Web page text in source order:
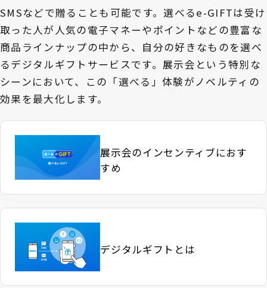
SMSなどで贈ることも可能です。選べるe-GIFTは受け
取った人が人気の電子マネーやポイントなどの豊富な
商品ラインナップの中から、自分の好きなものを選べ
るデジタルギフトサービスです。展示会という特別な
シーンにおいて、この「選べる」体験がノベルティの
効果を最大化します。
展示会のインセンティブにおす
すめ
デジタルギフトとは